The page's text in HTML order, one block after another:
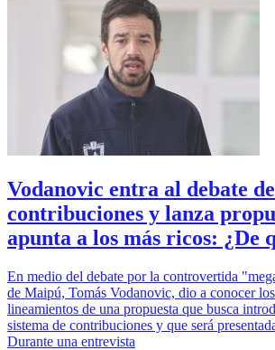
Vodanovic entra al debate
contribuciones y lanza
apunta a los más ricos: ¿De
En medio del debate por la controvertida
de Maipú, Tomás Vodanovic, dio a conocer
lineamientos de una propuesta que busca
sistema de contribuciones y que será
Durante una entrevista